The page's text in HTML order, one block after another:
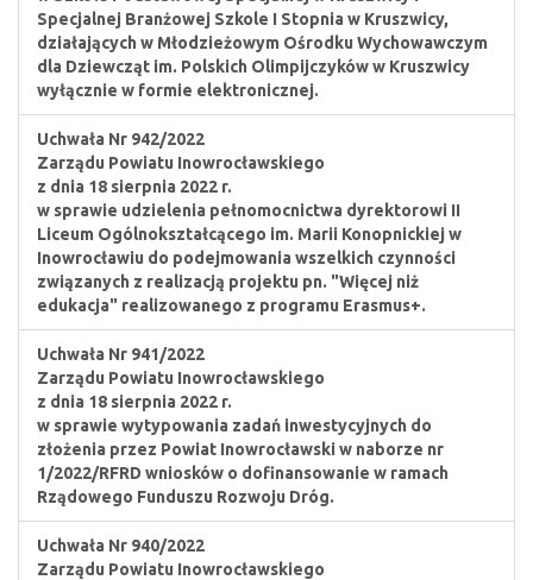
Specjalnej Branżowej Szkole I Stopnia w Kruszwicy,
działających w Młodzieżowym Ośrodku Wychowawczym
dla Dziewcząt im. Polskich Olimpijczyków w Kruszwicy
wyłącznie w formie elektronicznej.
Uchwała Nr 942/2022
Zarządu Powiatu Inowrocławskiego
z dnia 18 sierpnia 2022 r.
w sprawie udzielenia pełnomocnictwa dyrektorowi II
Liceum Ogólnokształcącego im. Marii Konopnickiej w
Inowrocławiu do podejmowania wszelkich czynności
związanych z realizacją projektu pn. "Więcej niż
edukacja" realizowanego z programu Erasmus+.
Uchwała Nr 941/2022
Zarządu Powiatu Inowrocławskiego
z dnia 18 sierpnia 2022 r.
w sprawie wytypowania zadań inwestycyjnych do
złożenia przez Powiat Inowrocławski w naborze nr
1/2022/RFRD wniosków o dofinansowanie w ramach
Rządowego Funduszu Rozwoju Dróg.
Uchwała Nr 940/2022
Zarządu Powiatu Inowrocławskiego